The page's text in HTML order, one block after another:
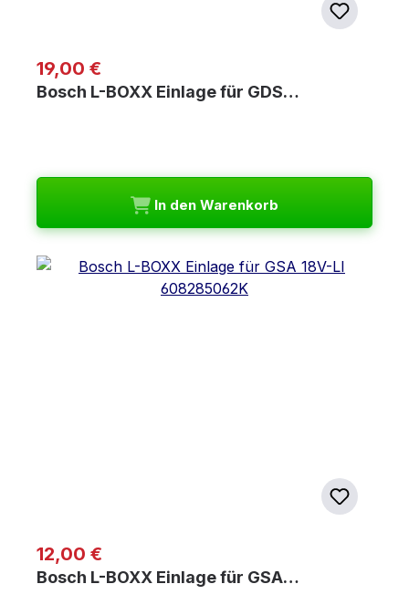
Regulärer Preis:
19,00 €
Bosch L-BOXX Einlage für GDS…
In den Warenkorb
Regulärer Preis:
12,00 €
Bosch L-BOXX Einlage für GSA…